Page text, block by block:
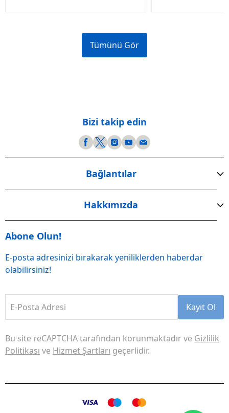
Tümünü Gör
Bizi takip edin
Bağlantılar
Hakkımızda
Abone Olun!
E-posta adresinizi bırakarak yeniliklerden haberdar
olabilirsiniz!
E-Posta Adresi Kayıt Ol
Bu site reCAPTCHA tarafından korunmaktadır ve Gizlilik
Politikası ve Hizmet Şartları geçerlidir.